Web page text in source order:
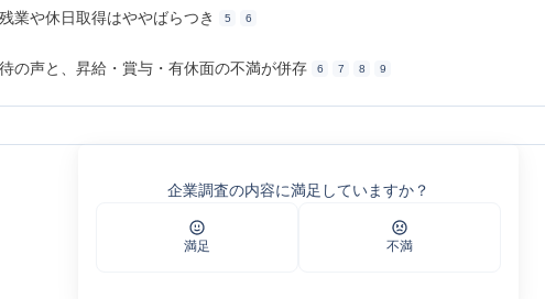
業や休日取得はややばらつき
5 6
の声と、昇給・賞与・有休面の不満が併存
6 7 8 9
・残業・休日休暇・制度） - エン カイシャの評判
企業調査の内容に満足していますか？
満足 不満